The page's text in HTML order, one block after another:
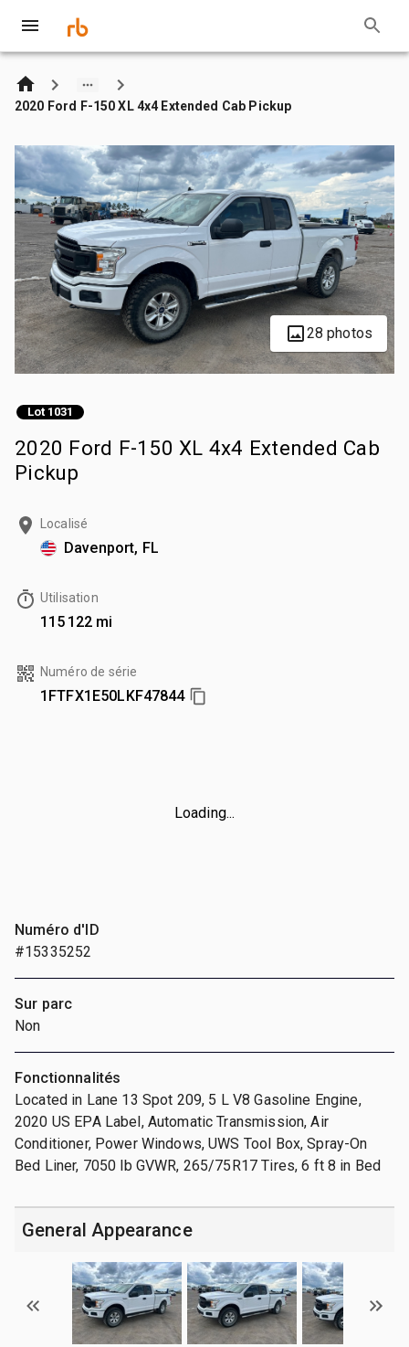
2020 Ford F-150 XL 4x4 Extended Cab Pickup
28 photos
Lot 1031
2020 Ford F-150 XL 4x4 Extended Cab
Pickup
Localisé
Davenport, FL
Utilisation
115 122 mi
Numéro de série
1FTFX1E50LKF47844
Loading...
Numéro d'ID
#15335252
Sur parc
Non
Fonctionnalités
Located in Lane 13 Spot 209, 5 L V8 Gasoline Engine,
2020 US EPA Label, Automatic Transmission, Air
Conditioner, Power Windows, UWS Tool Box, Spray-On
Bed Liner, 7050 lb GVWR, 265/75R17 Tires, 6 ft 8 in Bed
General Appearance